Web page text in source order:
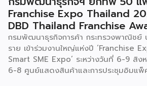
คารวะต่อบรรพชน และทุกการกระโดดส
แรงกล้าของชนเผ่าเหมียว กุนซานจูถือเป็
เต้นรำที่ปราบเซียนและท้าทายที่สุดของชนเ
สวมเสื้อนอกสีขาวปักลายอันประณีต และส
พร้อมบรรเลงลู่เซิงแบบ 6 ท่อ จุดที่ท้าทาย
ต้องพลิ้วไหวอย่างต่อเนื่อง นักเต้นจึงต้อง
สม่ำเสมอโดยไม่สะดุด แม้ในยามที่ต้องโล
Franchise Expo Thailand
DBD Thailand Franchise
กรมพัฒนาธุรกิจการค้า กระทรวงพาณิชย์
ราย เข้าร่วมงานใหญ่แห่งปี ‘Franchise
Smart SME Expo’ ระหว่างวันที่ 6-9 สิ
6-8 ศูนย์แสดงสินค้าและการประชุมอิมแพ็